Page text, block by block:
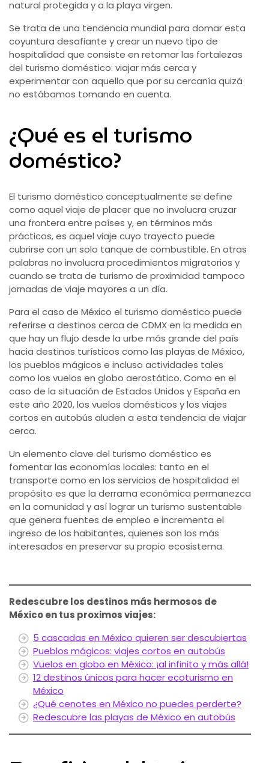
natural protegida y a la playa virgen.
Se trata de una tendencia mundial para domar esta
coyuntura desafiante y crear un nuevo tipo de
hospitalidad que consiste en retomar las fortalezas
del turismo doméstico: viajar más cerca y
experimentar con aquello que por su cercanía quizá
no estábamos tomando en cuenta.
¿Qué es el turismo
doméstico?
El turismo doméstico conceptualmente se define
como aquel viaje de placer que no involucra cruzar
una frontera entre países y, en términos más
prácticos, es aquel viaje cuyo trayecto puede
cubrirse con un solo tanque de combustible. En otras
palabras no involucra procedimientos migratorios y
cuando se trata de turismo de proximidad tampoco
jornadas de viaje mayores a un día.
Para el caso de México el turismo doméstico puede
referirse a destinos cerca de CDMX en la medida en
que hay un flujo desde la urbe más grande del país
hacia destinos turísticos como las playas de México,
los pueblos mágicos e incluso actividades tales
como los vuelos en globo aerostático. Como en el
caso de la situación de Estados Unidos y España en
este año 2020, los vuelos domésticos y los viajes
cortos en autobús aluden a esta tendencia de viajar
cerca.
Un elemento clave del turismo doméstico es
fomentar las economías locales: tanto en el
transporte como en los servicios de hospitalidad el
propósito es que la derrama económica permanezca
en la comunidad y así lograr un turismo sustentable
que genera fuentes de empleo e incrementa el
ingreso de los habitantes, quienes son los más
interesados en preservar su propio ecosistema.
Redescubre los destinos más hermosos de
México en tus proximos viajes:
5 cascadas en México quieren ser descubiertas
Pueblos mágicos: viajes cortos en autobús
Vuelos en globo en México: ¡al infinito y más allá!
12 destinos únicos para hacer ecoturismo en
México
¿Qué cenotes en México no puedes perderte?
Redescubre las playas de México en autobús